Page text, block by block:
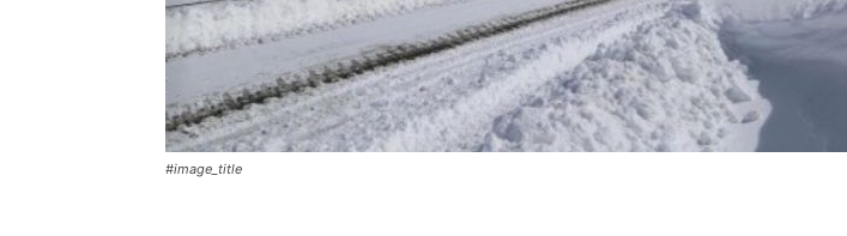
#image_title